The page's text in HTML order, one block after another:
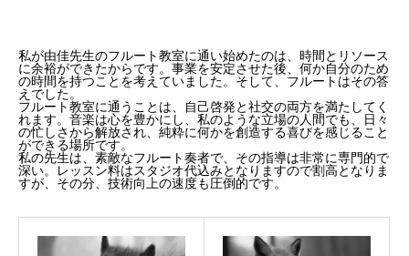
よくあるご質問（FAQ）
最新情報（お知らせ）
アクセス情報
私が由佳先生のフルート教室に通い始めたのは、時間とリソース
に余裕ができたからです。事業を安定させた後、何か自分のため
の時間を持つことを考えていました。そして、フルートはその答
えでした。
フルート教室に通うことは、自己啓発と社交の両方を満たしてく
れます。音楽は心を豊かにし、私のような立場の人間でも、日々
の忙しさから解放され、純粋に何かを創造する喜びを感じること
ができる場所です。
私の先生は、素敵なフルート奏者で、その指導は非常に専門的で
深い。レッスン料はスタジオ代込みとなりますので割高となりま
すが、その分、技術向上の速度も圧倒的です。